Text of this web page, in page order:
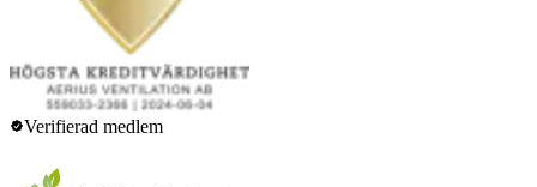
Verifierad medlem